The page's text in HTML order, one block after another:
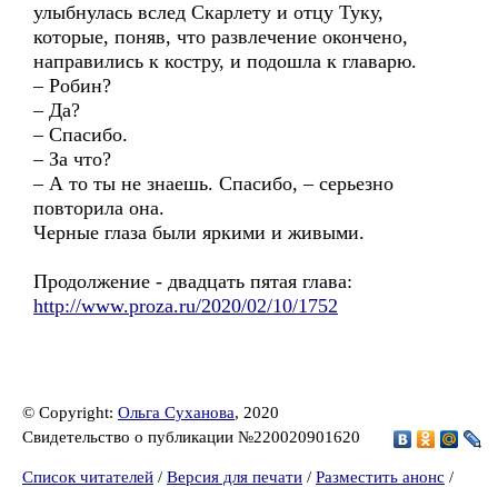
улыбнулась вслед Скарлету и отцу Туку,
которые, поняв, что развлечение окончено,
направились к костру, и подошла к главарю.
– Робин?
– Да?
– Спасибо.
– За что?
– А то ты не знаешь. Спасибо, – серьезно
повторила она.
Черные глаза были яркими и живыми.
Продолжение - двадцать пятая глава:
http://www.proza.ru/2020/02/10/1752
© Copyright: Ольга Суханова, 2020
Свидетельство о публикации №220020901620
Список читателей / Версия для печати / Разместить анонс /